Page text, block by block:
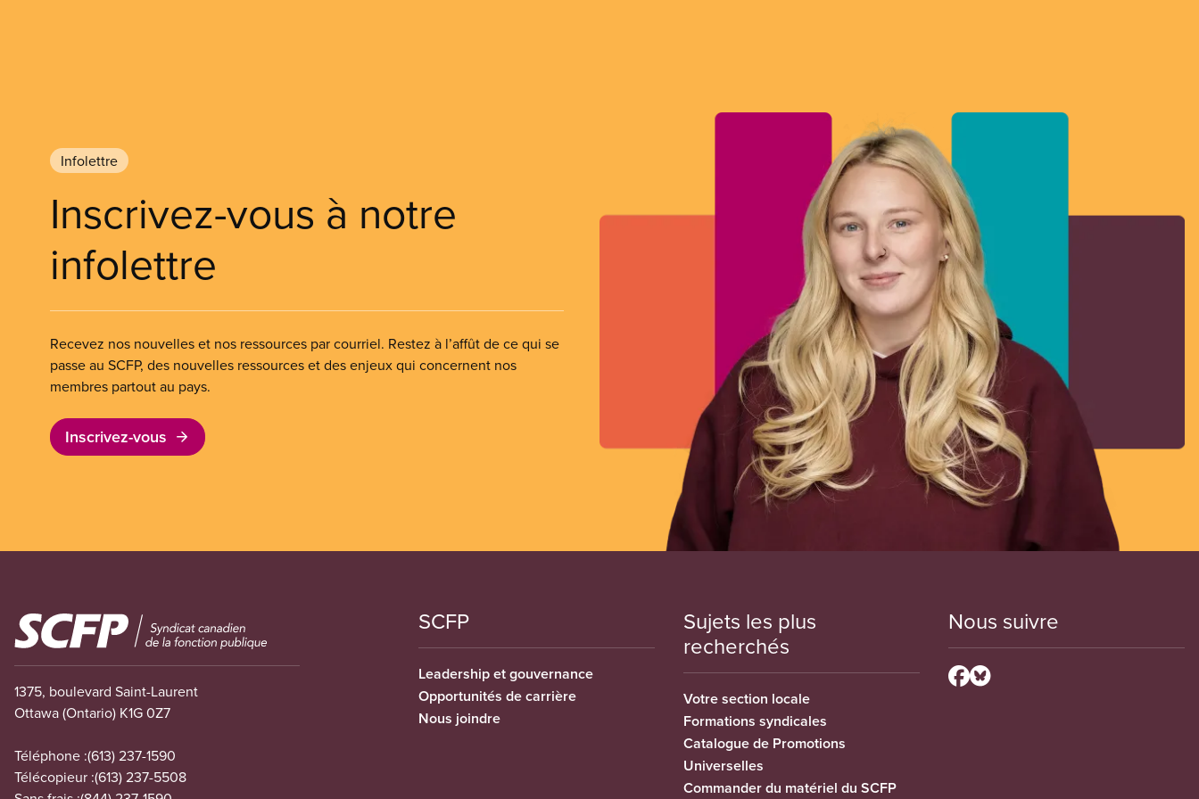
Infolettre
Inscrivez-vous à notre
infolettre
Recevez nos nouvelles et nos ressources par courriel. Restez à l’affût de ce qui se
passe au SCFP, des nouvelles ressources et des enjeux qui concernent nos
membres partout au pays.
Inscrivez-vous
Image
1375, boulevard Saint-Laurent
Ottawa (Ontario) K1G 0Z7
Téléphone :(613) 237-1590
Télécopieur :(613) 237-5508
SCFP
Leadership et gouvernance
Opportunités de carrière
Nous joindre
Sujets les plus
recherchés
Votre section locale
Formations syndicales
Catalogue de Promotions
Universelles
Commander du matériel du SCFP
Nous suivre